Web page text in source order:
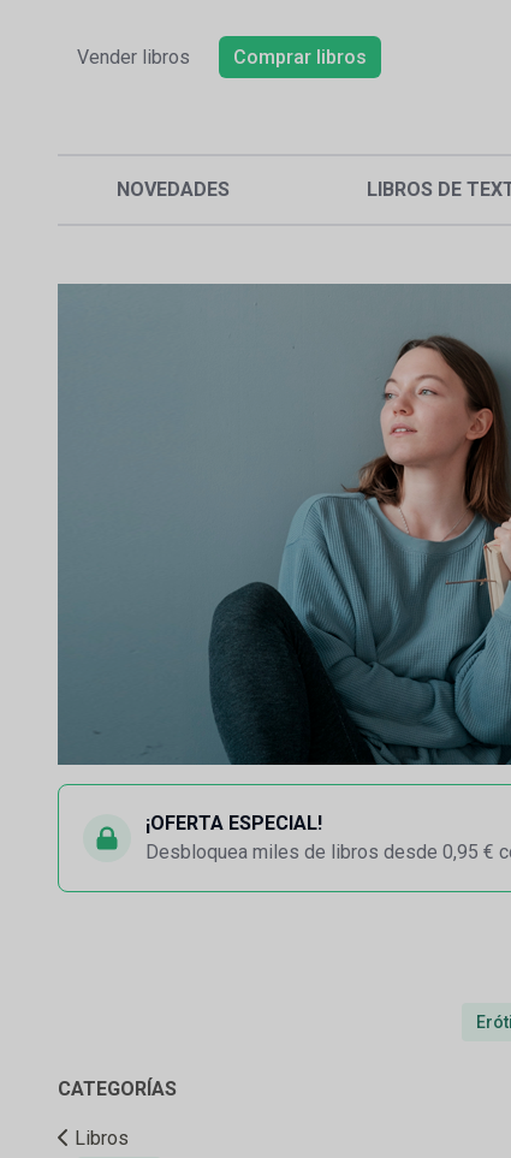
Vender libros Comprar libros
NOVEDADES LIBROS DE
¡OFERTA ESPECIAL!
Desbloquea miles de libros desde 0,95 €
CATEGORÍAS
Libros